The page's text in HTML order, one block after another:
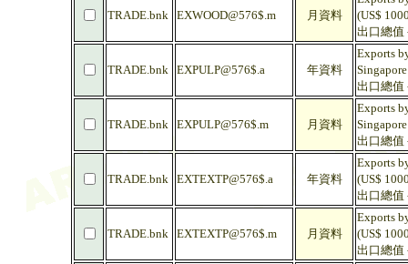
TRADE.bnk EXWOOD@576$.m 月資料
(US$
出口總值
TRADE.bnk EXPULP@576$.a 年資料
Exports
出口總值
TRADE.bnk EXPULP@576$.m 月資料
Exports
出口總值
TRADE.bnk EXTEXTP@576$.a 年資料
Exports
(US$
出口總值
TRADE.bnk EXTEXTP@576$.m 月資料
Exports
(US$
出口總值